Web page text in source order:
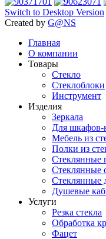
Switch to Desktop Version
Created by G@NS
Главная
О компании
Товары
Стекло
Стеклоблоки
Инструмент
Изделия
Зеркала
Для шкафов-
Мебель из
Полки из
Стеклянные
Стеклянные
Стеклянные
Душевые
Услуги
Резка стекла
Обработка
Фацет